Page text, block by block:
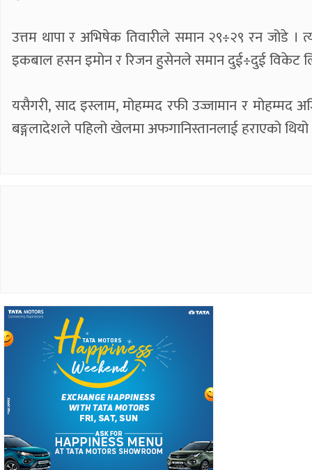
उत्तम थापा र अभिषेक तिवारीले समान २९÷२९ रन जोडे
इकबाल हसन इमोन र रिजन हुसेनले समान दुई÷दुई विकेट
यसैगरी, साद इस्लाम, मोहम्मद रफी उज्जामान र
बङ्गलादेशले पहिलो खेलमा अफगानिस्तानलाई हराएको